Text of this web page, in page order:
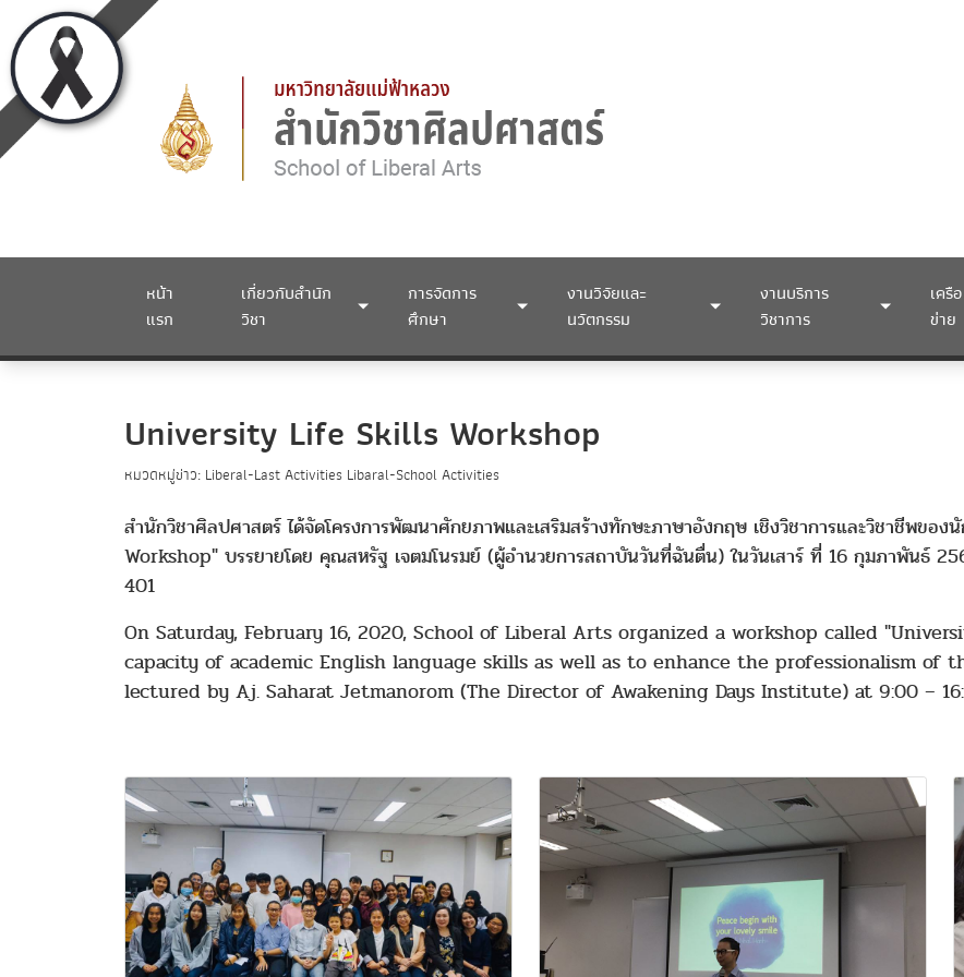
หน้า
แรก
เกี่ยวกับสำนัก
วิชา
การจัดการ
ศึกษา
งานวิจัยและ
นวัตกรรม
งานบริการ
วิชาการ
เครือ
ข่าย
University Life Skills Workshop
หมวดหมู่ข่าว: Liberal-Last Activities Libaral-School Activities
สำนักวิชาศิลปศาสตร์ ได้จัดโครงการพัฒนาศักยภาพและเสริมสร้างทักษะภาษาอังกฤษ เชิงวิชาการและวิชาชีพข
Workshop" บรรยายโดย คุณสหรัฐ เจตมโนรมย์ (ผู้อำนวยการสถาบันวันที่ฉันตื่น) ในวันเสาร์ ที่ 16 กุมภาพันธ์
401
On Saturday, February 16, 2020, School of Liberal Arts organized a workshop called
capacity of academic English language skills as well as to enhance the professionalism of
lectured by Aj. Saharat Jetmanorom (The Director of Awakening Days Institute) at 9:00 –